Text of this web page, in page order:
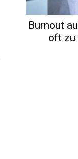
Burnout
oft zu